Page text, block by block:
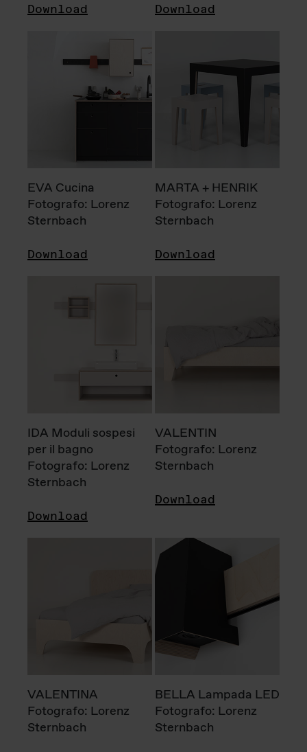
Download Download
EVA Cucina
Fotografo: Lorenz
Sternbach
Download
MARTA + HENRIK
Fotografo: Lorenz
Sternbach
Download
IDA Moduli sospesi
per il bagno
Fotografo: Lorenz
Sternbach
Download
VALENTIN
Fotografo: Lorenz
Sternbach
Download
VALENTINA
Fotografo: Lorenz
Sternbach
BELLA Lampada LED
Fotografo: Lorenz
Sternbach